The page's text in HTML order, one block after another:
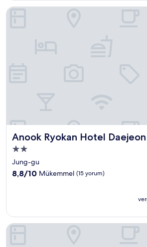
Anook Ryokan Hotel
Anook Ryokan Hotel Daejeon
2.0
yıldızlı
konaklama
Jung-gu
10
yorum)
8,8/10 Mükemmel (15 yorum)
Anook Ryokan Hotel Daejeon Daeheung
Hotel March